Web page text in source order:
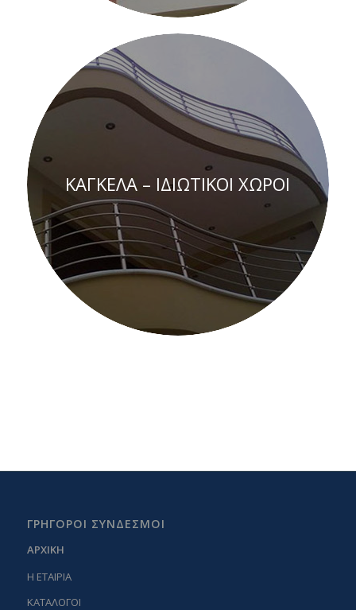
ΚΑΓΚΕΛΑ – ΙΔΙΩΤΙΚΟΙ ΧΩΡΟΙ
ΓΡΗΓΟΡΟΙ ΣΥΝΔΕΣΜΟΙ
ΑΡΧΙΚΗ
Η ΕΤΑΙΡΙΑ
ΚΑΤΑΛΟΓΟΙ